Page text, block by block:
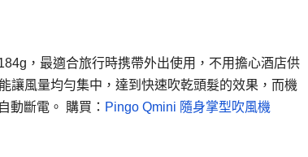
，最適合旅行時携帶外出使用，不用擔心酒店供
讓風量均勻集中，達到快速吹乾頭髮的效果，而機
動斷電。 購買： Pingo Qmini 隨身掌型吹風機